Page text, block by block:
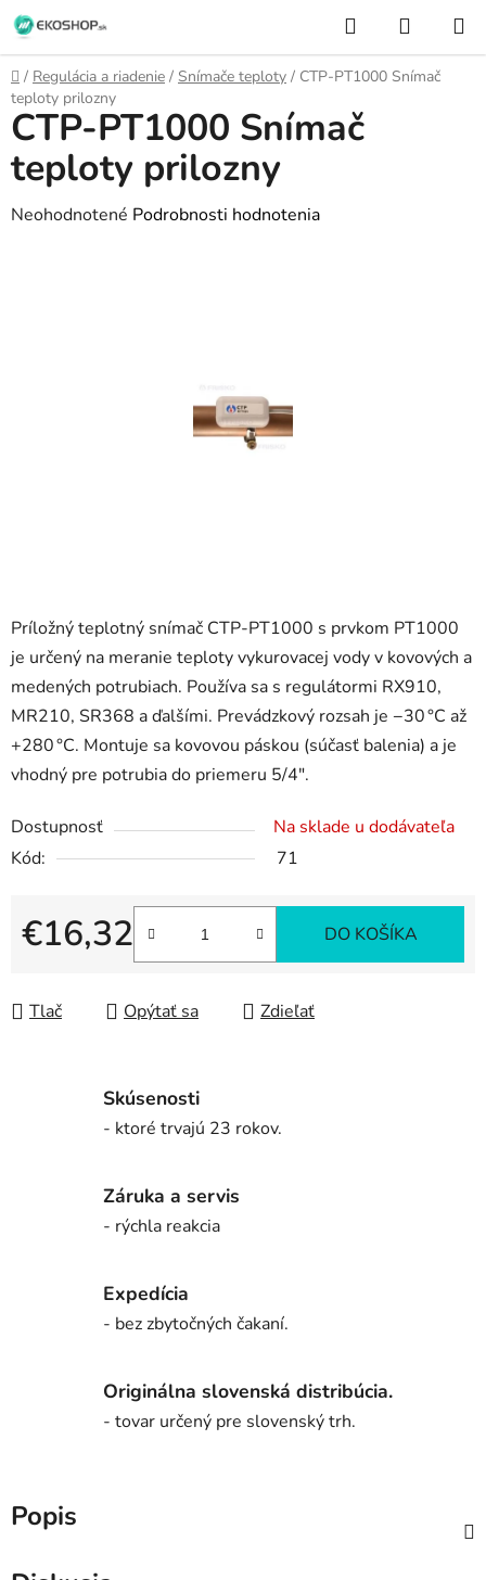
Prejsť
na
obsah
Hľadať
KOŠÍK
Domov
/ Regulácia a riadenie / Snímače teploty / CTP-PT1000 Snímač
teploty prilozny
Príložný teplotný snímač CTP-PT1000 s prvkom PT1000
je určený na meranie teploty vykurovacej vody v kovových a
medených potrubiach. Používa sa s regulátormi RX910,
MR210, SR368 a ďalšími. Prevádzkový rozsah je −30 °C až
+280 °C. Montuje sa kovovou páskou (súčasť balenia) a je
vhodný pre potrubia do priemeru 5/4".
Dostupnosť
Na sklade u dodávateľa
Kód:
71
€16,32
Jednotková cena:
DO KOŠÍKA
Tlač Opýtať sa Zdieľať
CTP-PT1000 Snímač
teploty prilozny
Priemerné
Neohodnotené Podrobnosti hodnotenia
Skúsenosti
- ktoré trvajú 23 rokov.
Záruka a servis
- rýchla reakcia
Expedícia
- bez zbytočných čakaní.
Originálna slovenská distribúcia.
- tovar určený pre slovenský trh.
Popis